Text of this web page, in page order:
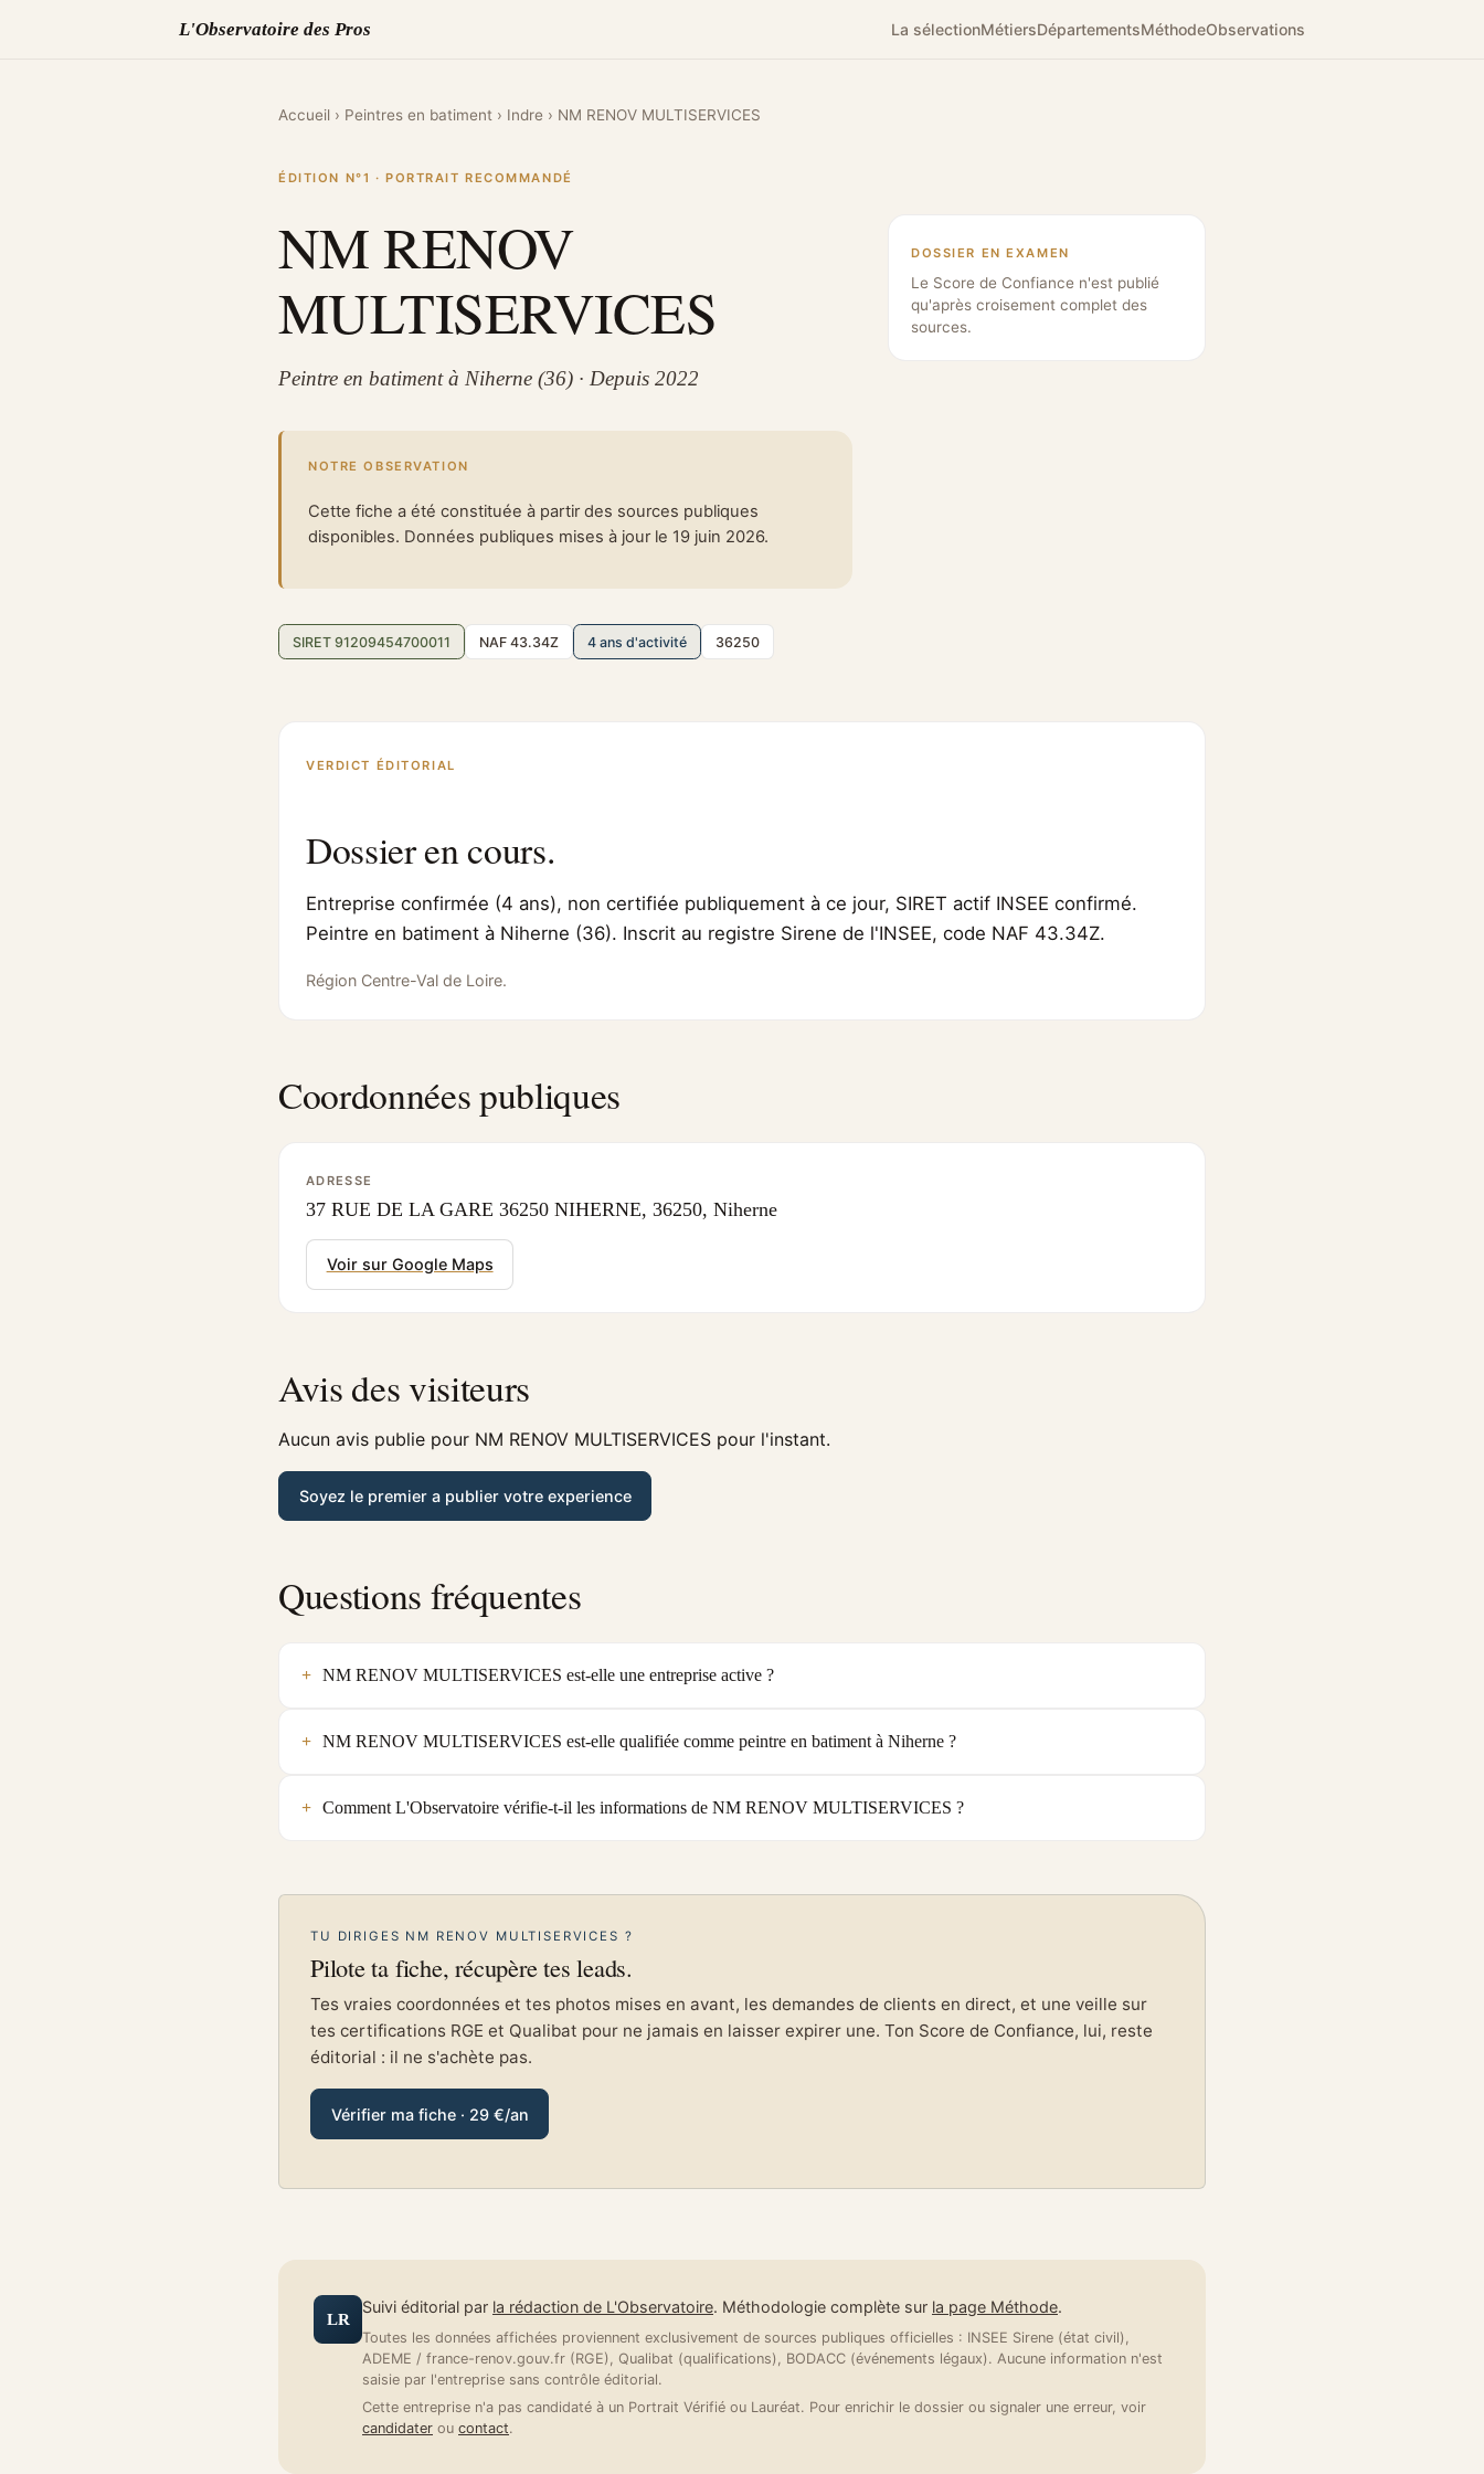
L'Observatoire des Pros La sélectionMétiersDépartementsMéthodeObservations
Accueil › Peintres en batiment › Indre › NM RENOV MULTISERVICES
ÉDITION N°1 · PORTRAIT RECOMMANDÉ
NM RENOV
MULTISERVICES
Peintre en batiment à Niherne (36) · Depuis 2022
NOTRE OBSERVATION
Cette fiche a été constituée à partir des sources publiques
disponibles. Données publiques mises à jour le 19 juin 2026.
SIRET 91209454700011 NAF 43.34Z 4 ans d'activité 36250
DOSSIER EN EXAMEN
Le Score de Confiance n'est publié
qu'après croisement complet des
sources.
VERDICT ÉDITORIAL
Dossier en cours.
Entreprise confirmée (4 ans), non certifiée publiquement à ce jour, SIRET actif INSEE confirmé.
Peintre en batiment à Niherne (36). Inscrit au registre Sirene de l'INSEE, code NAF 43.34Z.
Région Centre-Val de Loire.
Coordonnées publiques
ADRESSE
37 RUE DE LA GARE 36250 NIHERNE, 36250, Niherne
Voir sur Google Maps
Avis des visiteurs
Aucun avis publie pour NM RENOV MULTISERVICES pour l'instant.
Soyez le premier a publier votre experience
Questions fréquentes
NM RENOV MULTISERVICES est-elle une entreprise active ?
NM RENOV MULTISERVICES est-elle qualifiée comme peintre en batiment à Niherne ?
Comment L'Observatoire vérifie-t-il les informations de NM RENOV MULTISERVICES ?
TU DIRIGES NM RENOV MULTISERVICES ?
Pilote ta fiche, récupère tes leads.
Tes vraies coordonnées et tes photos mises en avant, les demandes de clients en direct, et une veille sur
tes certifications RGE et Qualibat pour ne jamais en laisser expirer une. Ton Score de Confiance, lui, reste
éditorial : il ne s'achète pas.
Vérifier ma fiche · 29 €/an
LR
Suivi éditorial par la rédaction de L'Observatoire. Méthodologie complète sur la page Méthode.
Toutes les données affichées proviennent exclusivement de sources publiques officielles : INSEE Sirene (état civil),
ADEME / france-renov.gouv.fr (RGE), Qualibat (qualifications), BODACC (événements légaux). Aucune information n'est
saisie par l'entreprise sans contrôle éditorial.
Cette entreprise n'a pas candidaté à un Portrait Vérifié ou Lauréat. Pour enrichir le dossier ou signaler une erreur, voir
candidater ou contact.